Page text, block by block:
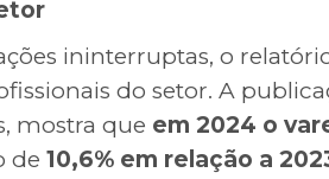
ininterruptas, o
do setor. A
mostra que em 2024 o
de 10,6% em relação a